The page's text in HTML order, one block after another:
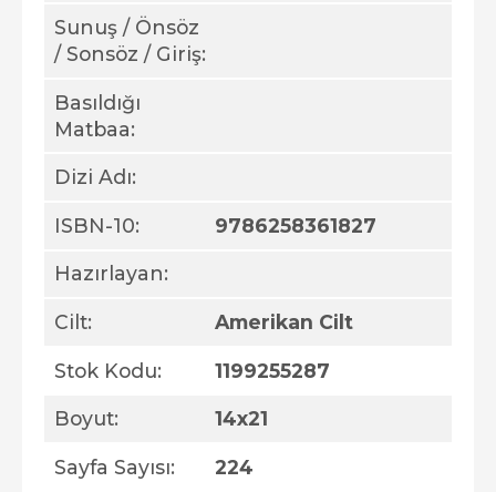
Sunuş / Önsöz
/ Sonsöz / Giriş:
Basıldığı
Matbaa:
Dizi Adı:
ISBN-10: 9786258361827
Hazırlayan:
Cilt: Amerikan Cilt
Stok Kodu: 1199255287
Boyut: 14x21
Sayfa Sayısı: 224